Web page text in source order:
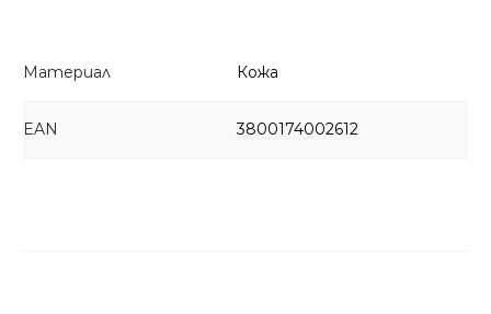
Материал Кожа
EAN 3800174002612